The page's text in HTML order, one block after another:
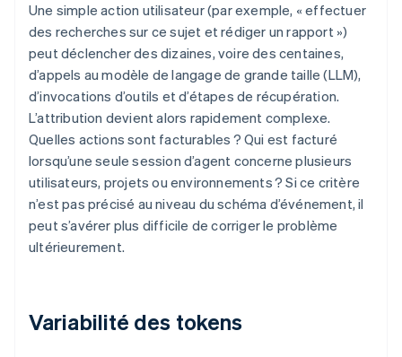
Une simple action utilisateur (par exemple, « effectuer
des recherches sur ce sujet et rédiger un rapport »)
peut déclencher des dizaines, voire des centaines,
d’appels au modèle de langage de grande taille (LLM),
d’invocations d’outils et d’étapes de récupération.
L’attribution devient alors rapidement complexe.
Quelles actions sont facturables ? Qui est facturé
lorsqu’une seule session d’agent concerne plusieurs
utilisateurs, projets ou environnements ? Si ce critère
n’est pas précisé au niveau du schéma d’événement, il
peut s’avérer plus difficile de corriger le problème
ultérieurement.
Variabilité des tokens